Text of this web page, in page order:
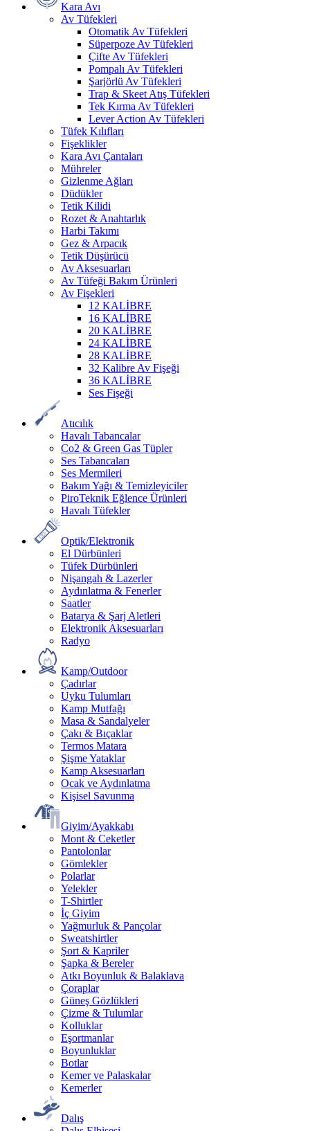
Kara Avı
Av Tüfekleri
Otomatik Av Tüfekleri
Süperpoze Av Tüfekleri
Çifte Av Tüfekleri
Pompalı Av Tüfekleri
Şarjörlü Av Tüfekleri
Trap & Skeet Atış Tüfekleri
Tek Kırma Av Tüfekleri
Lever Action Av Tüfekleri
Tüfek Kılıfları
Fişeklikler
Kara Avı Çantaları
Mühreler
Gizlenme Ağları
Düdükler
Tetik Kilidi
Rozet & Anahtarlık
Harbi Takımı
Gez & Arpacık
Tetik Düşürücü
Av Aksesuarları
Av Tüfeği Bakım Ürünleri
Av Fişekleri
12 KALİBRE
16 KALİBRE
20 KALİBRE
24 KALİBRE
28 KALİBRE
32 Kalibre Av Fişeği
36 KALİBRE
Ses Fişeği
Atıcılık
Havalı Tabancalar
Co2 & Green Gas Tüpler
Ses Tabancaları
Ses Mermileri
Bakım Yağı & Temizleyiciler
PiroTeknik Eğlence Ürünleri
Havalı Tüfekler
Optik/Elektronik
El Dürbünleri
Tüfek Dürbünleri
Nişangah & Lazerler
Aydınlatma & Fenerler
Saatler
Batarya & Şarj Aletleri
Elektronik Aksesuarları
Radyo
Kamp/Outdoor
Çadırlar
Uyku Tulumları
Kamp Mutfağı
Masa & Sandalyeler
Çakı & Bıçaklar
Termos Matara
Şişme Yataklar
Kamp Aksesuarları
Ocak ve Aydınlatma
Kişisel Savunma
Giyim/Ayakkabı
Mont & Ceketler
Pantolonlar
Gömlekler
Polarlar
Yelekler
T-Shirtler
İç Giyim
Yağmurluk & Pançolar
Sweatshirtler
Şort & Kapriler
Şapka & Bereler
Atkı Boyunluk & Balaklava
Çoraplar
Güneş Gözlükleri
Çizme & Tulumlar
Kolluklar
Eşortmanlar
Boyunluklar
Botlar
Kemer ve Palaskalar
Kemerler
Dalış